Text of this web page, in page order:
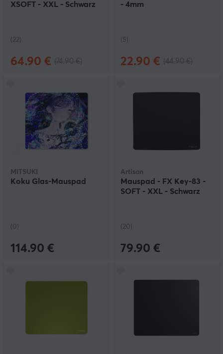
XSOFT - XXL - Schwarz
(22)
64.90 €
- 4mm
(5)
22.90 €
MITSUKI
Koku Glas-Mauspad
(0)
114.90 €
Artisan
Mauspad - FX Key-83 -
SOFT - XXL - Schwarz
(20)
79.90 €